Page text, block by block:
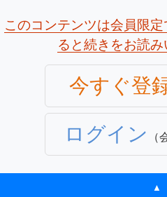
このコンテンツは会員限
ると続きをお読み
今すぐ登
ログイン （
▲